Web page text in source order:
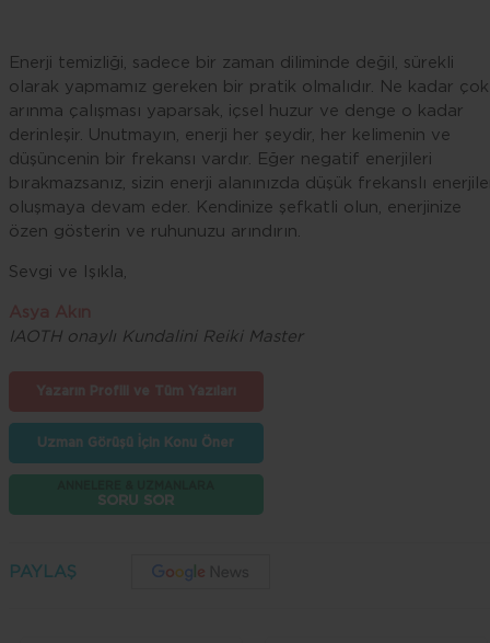
Enerji temizliği, sadece bir zaman diliminde değil, sürekli
olarak yapmamız gereken bir pratik olmalıdır. Ne kadar çok
arınma çalışması yaparsak, içsel huzur ve denge o kadar
derinleşir. Unutmayın, enerji her şeydir, her kelimenin ve
düşüncenin bir frekansı vardır. Eğer negatif enerjileri
bırakmazsanız, sizin enerji alanınızda düşük frekanslı
oluşmaya devam eder. Kendinize şefkatli olun, enerjinize
özen gösterin ve ruhunuzu arındırın.
Sevgi ve Işıkla,
IAOTH onaylı Kundalini Reiki Master
Uzman Görüşü İçin Konu Öner
SORU SOR
PAYLAŞ